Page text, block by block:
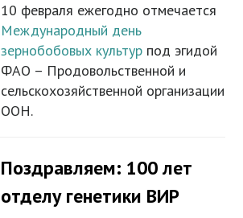
10 февраля ежегодно отмечается
Международный день
зернобобовых культур под эгидой
ФАО – Продовольственной и
сельскохозяйственной организации
ООН.
Поздравляем: 100 лет
отделу генетики ВИР